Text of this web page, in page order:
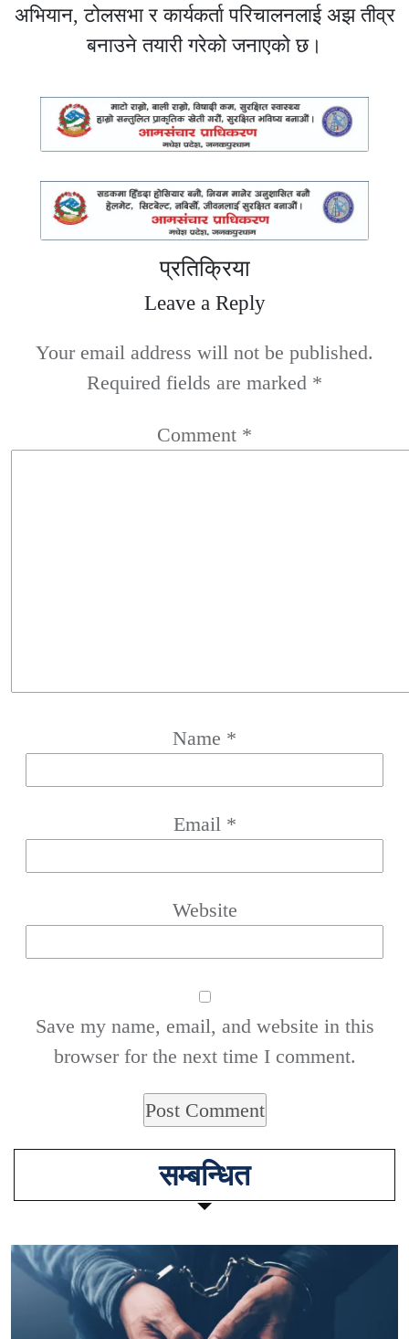
अभियान, टोलसभा र कार्यकर्ता परिचालनलाई अझ तीव्र
बनाउने तयारी गरेको जनाएको छ।
प्रतिक्रिया
Leave a Reply
Your email address will not be published.
Required fields are marked *
Comment *
Name *
Email *
Website
Save my name, email, and website in this
browser for the next time I comment.
सम्बन्धित